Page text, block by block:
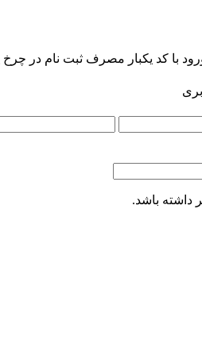
با کد یکبار مصرف ثبت نام در